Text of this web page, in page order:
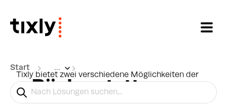
Start ...
Rückerstattungen
Tixly bietet zwei verschiedene Möglichkeiten der
Rückerstattung an: